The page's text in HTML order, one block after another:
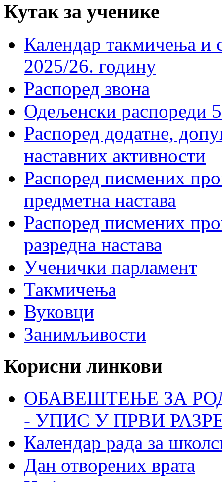
Кутак за ученике
Календар такмичења
2025/26. годину
Распоред звона
Одељенски распореди
Распоред додатне,
наставних активности
Распоред писмених
предметна настава
Распоред писмених
разредна настава
Ученички парламент
Такмичења
Вуковци
Занимљивости
Корисни линкови
ОБАВЕШТЕЊЕ ЗА
- УПИС У ПРВИ
Календар рада за
Дан отворених врата